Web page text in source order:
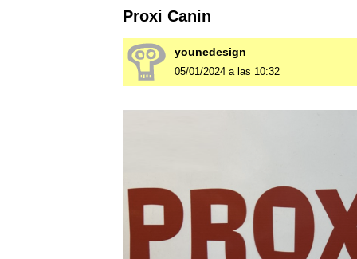
Proxi Canin
younedesign
05/01/2024 a las 10:32